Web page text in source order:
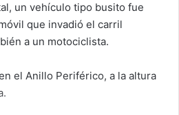
un vehículo tipo busito fue
que invadió el carril
a un motociclista.
el Anillo Periférico, a la altura